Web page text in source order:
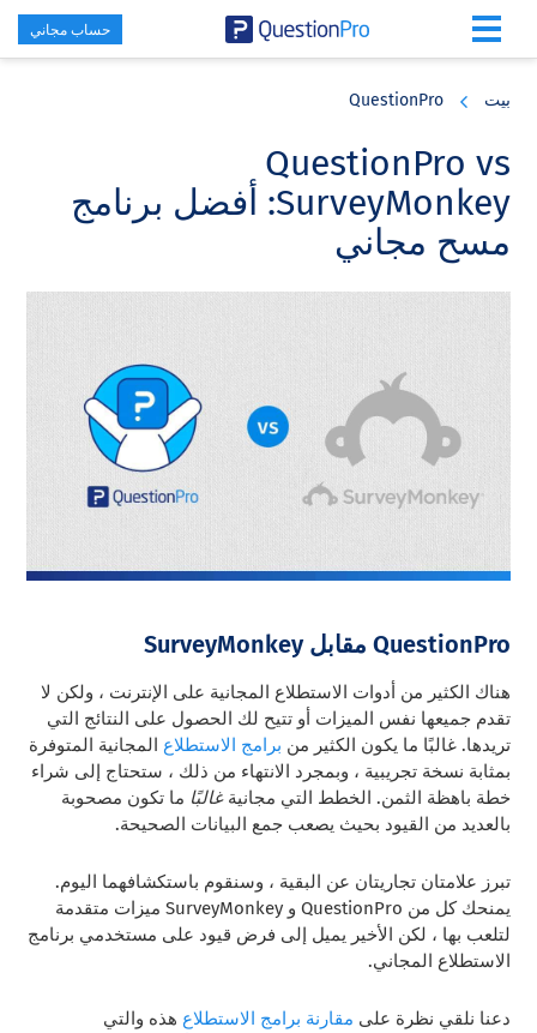
حساب مجاني
بيت QuestionPro
QuestionPro vs
SurveyMonkey: أفضل برنامج
مسح مجاني
QuestionPro مقابل SurveyMonkey
هناك الكثير من أدوات الاستطلاع المجانية على الإنترنت ، ولكن لا
تقدم جميعها نفس الميزات أو تتيح لك الحصول على النتائج التي
تريدها. غالبًا ما يكون الكثير من برامج الاستطلاع المجانية المتوفرة
بمثابة نسخة تجريبية ، وبمجرد الانتهاء من ذلك ، ستحتاج إلى شراء
خطة باهظة الثمن. الخطط التي مجانيةغالبًا ما تكون مصحوبة
بالعديد من القيود بحيث يصعب جمع البيانات الصحيحة.
تبرز علامتان تجاريتان عن البقية ، وسنقوم باستكشافهما اليوم.
يمنحك كل من QuestionPro و SurveyMonkey ميزات متقدمة
لتلعب بها ، لكن الأخير يميل إلى فرض قيود على مستخدمي برنامج
الاستطلاع المجاني.
دعنا نلقي نظرة على مقارنة برامج الاستطلاع هذه والتي